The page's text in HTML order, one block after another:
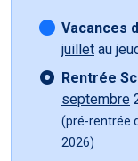
Vacances
juillet au
Rentrée
septembre
(pré-rentrée
2026)